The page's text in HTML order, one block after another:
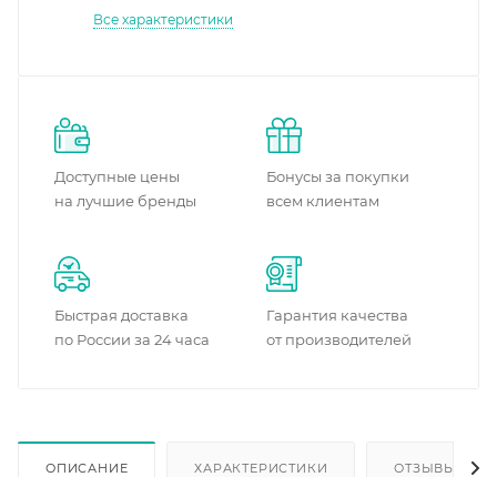
Все характеристики
Доступные цены
на лучшие бренды
Бонусы за покупки
всем клиентам
Быстрая доставка
по России за 24 часа
Гарантия качества
от производителей
ОПИСАНИЕ ХАРАКТЕРИСТИКИ ОТЗЫВЫ